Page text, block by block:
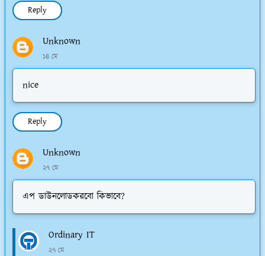
Reply
Unknown
১৪ মে
nice
Reply
Unknown
২৭ মে
এপ ডাউনলোডকরবো কিভাবে?
Ordinary IT
২৭ মে